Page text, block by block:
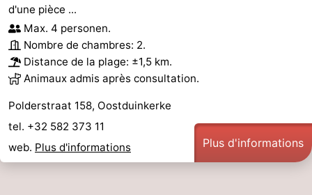
d'une pièce ...
Max. 4 personen.
Nombre de chambres: 2.
Distance de la plage: ±1,5 km.
Animaux admis après consultation.
Polderstraat 158, Oostduinkerke
tel. +32 582 373 11
web. Plus d'informations Plus d'informations